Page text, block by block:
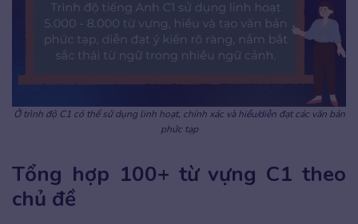
Ở trình độ C1 có thể sử dụng linh hoạt, chính xác và hiểu/diễn đạt các văn bản
phức tạp
Tổng hợp 100+ từ vựng C1 theo
chủ đề